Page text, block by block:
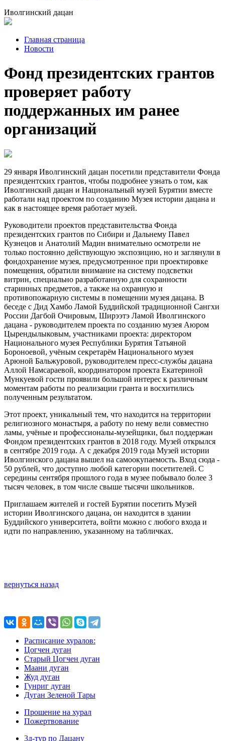
Иволгинский дацан
Главная страница
Новости
Фонд президентских грантов
проверяет работу
поддержанных им ранее
организаций
29 января Иволгинский дацан посетили представители Фонда
президентских грантов, чтобы подробнее узнать о том, как
Иволгинский дацан и Национальный музей Бурятии вместе
работали над проектом по созданию Музея истории дацана и
как в настоящее время работает музей.
Руководители проектов представительства Фонда
президентских грантов по Сибири и Дальнему Павел
Кузнецов и Анатолий Мадин внимательно осмотрели не
только постоянно действующую экспозицию, но и заглянули в
фондохранение музея, предусмотренное при проектировке
помещения, обратили внимание на систему подсветки
витрин, специально разработанную для сохранности
старинных предметов, а также на охранную и
противопожарную системы в помещении музея дацана. В
беседе с Дид Хамбо Ламой Буддийской традиционной Сангхи
России Дагбой Очировым, Ширээтэ Ламой Иволгинского
дацана - руководителем проекта по созданию музея Аюром
Цырендылыковым, участниками проекта: директором
Национального музея Республики Бурятия Татьяной
Бороноевой, учёным секретарём Национального музея
Арюной Бальжуровой, руководителем пресс-службы дацана
Аллой Намсараевой, координатором проекта Екатериной
Мункуевой гости проявили большой интерес к различным
моментам работы по реализации гранта и восхитились
полученным результатом.
Этот проект, уникальный тем, что находится на территории
религиозного монастыря, а работу по нему вели совместно
ламы, учёные и профессионалы-музейщики, был поддержан
Фондом президентских грантов в 2018 году. Музей открылся
в сентябре 2019 года. А с декабря 2019 года Музей истории
Иволгинского дацана вышел на самоокупаемость. Вход сюда -
50 рублей, что доступно любой категории посетителей. С
середины сентября прошлого года в музее побывало более 3
тысяч человек, в том числе свыше тысячи школьников.
Приглашаем жителей и гостей Бурятии посетить Музей
истории Иволгинского дацана, он находится в здании
Буддийского университета, войти можно с любого входа и
идти по направлению, указанному на табличках.
вернуться назад
Расписание хуралов:
Цогчен дуган
Старый Цогчен дуган
Маани дуган
Жуд дуган
Гунриг дуган
Дуган Зеленой Тары
Прошение на хурал
Пожертвование
3д-тур по Дацану